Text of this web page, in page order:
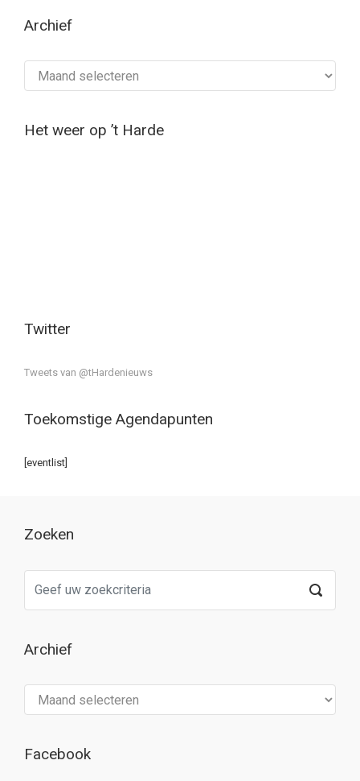
Archief
Het weer op ’t Harde
Twitter
Tweets van @tHardenieuws
Toekomstige Agendapunten
[eventlist]
Zoeken
Archief
Facebook